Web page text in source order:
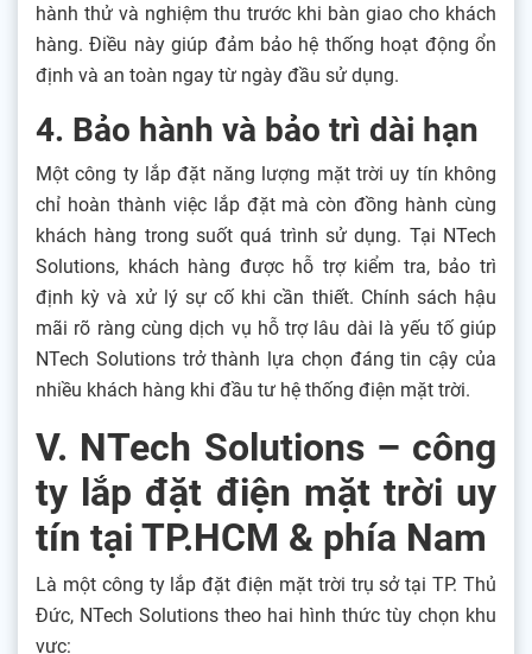
hành thử và nghiệm thu trước khi bàn giao cho khách
hàng. Điều này giúp đảm bảo hệ thống hoạt động ổn
định và an toàn ngay từ ngày đầu sử dụng.
4. Bảo hành và bảo trì dài hạn
Một công ty lắp đặt năng lượng mặt trời uy tín không
chỉ hoàn thành việc lắp đặt mà còn đồng hành cùng
khách hàng trong suốt quá trình sử dụng. Tại NTech
Solutions, khách hàng được hỗ trợ kiểm tra, bảo trì
định kỳ và xử lý sự cố khi cần thiết. Chính sách hậu
mãi rõ ràng cùng dịch vụ hỗ trợ lâu dài là yếu tố giúp
NTech Solutions trở thành lựa chọn đáng tin cậy của
nhiều khách hàng khi đầu tư hệ thống điện mặt trời.
V. NTech Solutions – công
ty lắp đặt điện mặt trời uy
tín tại TP.HCM & phía Nam
Là một công ty lắp đặt điện mặt trời trụ sở tại TP. Thủ
Đức, NTech Solutions theo hai hình thức tùy chọn khu
vực: